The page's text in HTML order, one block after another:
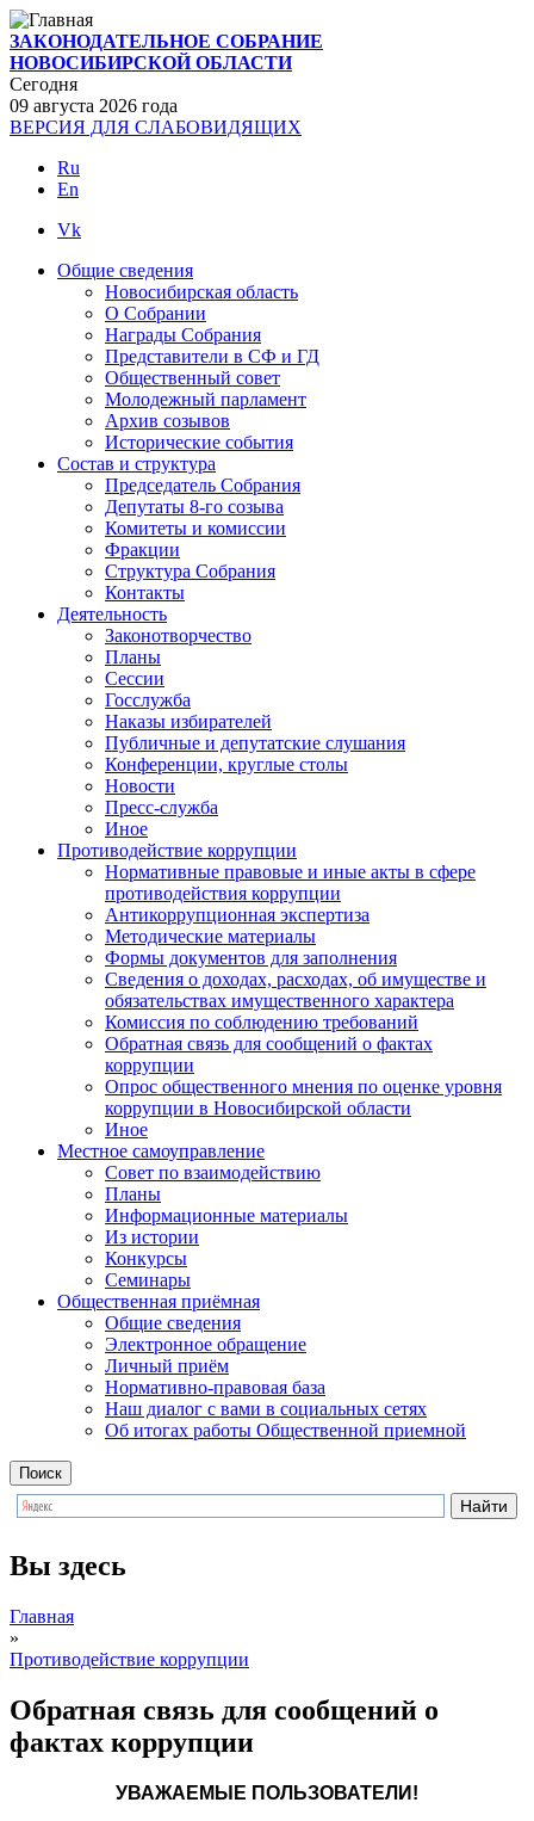
ЗАКОНОДАТЕЛЬНОЕ СОБРАНИЕ
НОВОСИБИРСКОЙ ОБЛАСТИ
Сегодня
09 августа 2026 года
ВЕРСИЯ ДЛЯ СЛАБОВИДЯЩИХ
Ru
En
Vk
Общие сведения
Новосибирская область
О Cобрании
Награды Собрания
Представители в СФ и ГД
Общественный совет
Молодежный парламент
Архив созывов
Исторические события
Состав и структура
Председатель Собрания
Депутаты 8-го созыва
Комитеты и комиссии
Фракции
Структура Собрания
Контакты
Деятельность
Законотворчество
Планы
Сессии
Госслужба
Наказы избирателей
Публичные и депутатские слушания
Конференции, круглые столы
Новости
Пресс-служба
Иное
Противодействие коррупции
Нормативные правовые и иные акты в сфере
противодействия коррупции
Антикоррупционная экспертиза
Методические материалы
Формы документов для заполнения
Сведения о доходах, расходах, об имуществе и
обязательствах имущественного характера
Комиссия по соблюдению требований
Обратная связь для сообщений о фактах
коррупции
Опрос общественного мнения по оценке уровня
коррупции в Новосибирской области
Иное
Местное самоуправление
Cовет по взаимодействию
Планы
Информационные материалы
Из истории
Конкурсы
Семинары
Общественная приёмная
Общие сведения
Электронное обращение
Личный приём
Нормативно-правовая база
Наш диалог с вами в социальных сетях
Об итогах работы Общественной приемной
Поиск
Вы здесь
Главная
»
Противодействие коррупции
Обратная связь для сообщений о
фактах коррупции
УВАЖАЕМЫЕ ПОЛЬЗОВАТЕЛИ!